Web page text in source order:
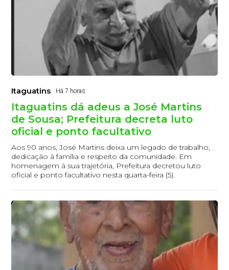
Itaguatins Há 7 horas
Itaguatins dá adeus a José Martins
de Sousa; Prefeitura decreta luto
oficial e ponto facultativo
Aos 90 anos, José Martins deixa um legado de trabalho,
dedicação à família e respeito da comunidade. Em
homenagem à sua trajetória, Prefeitura decretou luto
oficial e ponto facultativo nesta quarta-feira (5).